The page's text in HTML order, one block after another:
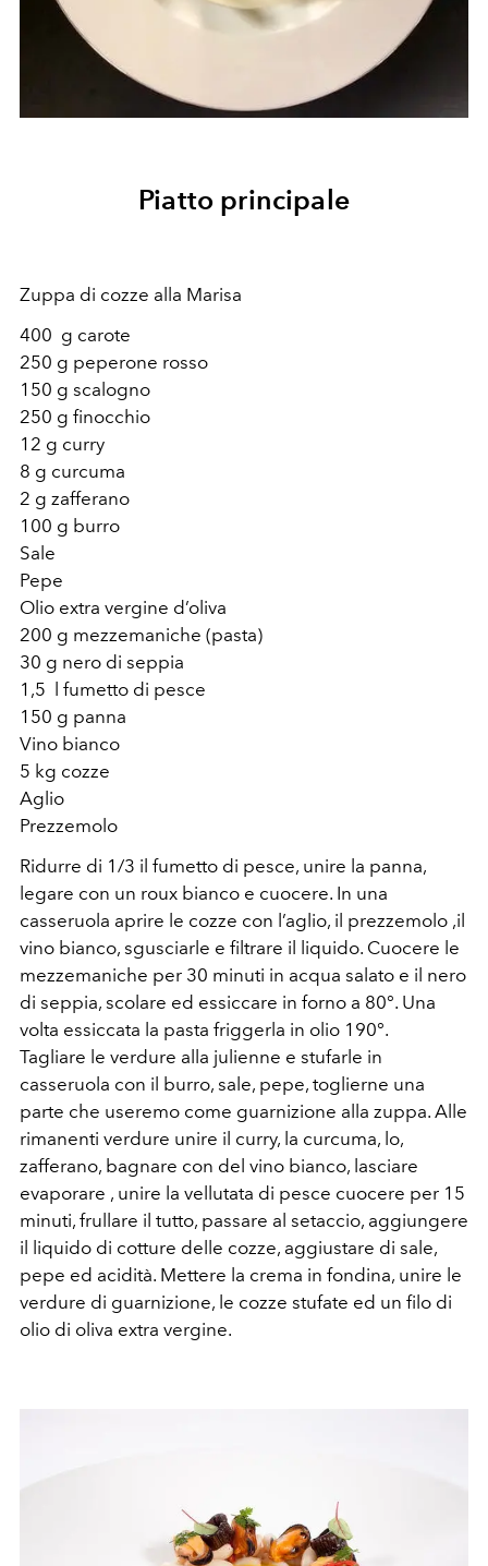
Piatto principale
Zuppa di cozze alla Marisa
400 g carote
250 g peperone rosso
150 g scalogno
250 g finocchio
12 g curry
8 g curcuma
2 g zafferano
100 g burro
Sale
Pepe
Olio extra vergine d’oliva
200 g mezzemaniche (pasta)
30 g nero di seppia
1,5 l fumetto di pesce
150 g panna
Vino bianco
5 kg cozze
Aglio
Prezzemolo
Ridurre di 1/3 il fumetto di pesce, unire la panna,
legare con un roux bianco e cuocere. In una
casseruola aprire le cozze con l’aglio, il prezzemolo ,il
vino bianco, sgusciarle e filtrare il liquido. Cuocere le
mezzemaniche per 30 minuti in acqua salato e il nero
di seppia, scolare ed essiccare in forno a 80°. Una
volta essiccata la pasta friggerla in olio 190°.
Tagliare le verdure alla julienne e stufarle in
casseruola con il burro, sale, pepe, toglierne una
parte che useremo come guarnizione alla zuppa. Alle
rimanenti verdure unire il curry, la curcuma, lo,
zafferano, bagnare con del vino bianco, lasciare
evaporare , unire la vellutata di pesce cuocere per 15
minuti, frullare il tutto, passare al setaccio, aggiungere
il liquido di cotture delle cozze, aggiustare di sale,
pepe ed acidità. Mettere la crema in fondina, unire le
verdure di guarnizione, le cozze stufate ed un filo di
olio di oliva extra vergine.